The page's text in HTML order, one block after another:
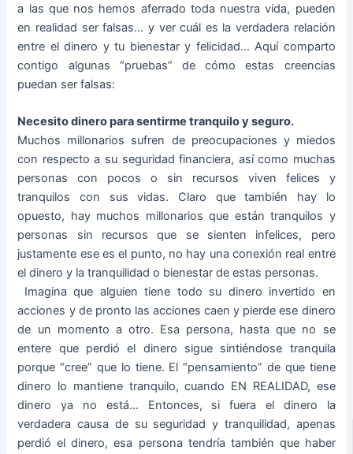
a las que nos hemos aferrado toda nuestra vida, pueden
en realidad ser falsas… y ver cuál es la verdadera relación
entre el dinero y tu bienestar y felicidad… Aquí comparto
contigo algunas “pruebas” de cómo estas creencias
puedan ser falsas:
Necesito dinero para sentirme tranquilo y seguro.
­Muchos millonarios sufren de preocupaciones y miedos
con respecto a su seguridad financiera, así como muchas
personas con pocos o sin recursos viven felices y
tranquilos con sus vidas. Claro que también hay lo
opuesto, hay muchos millonarios que están tranquilos y
personas sin recursos que se sienten infelices, pero
justamente ese es el punto, no hay una conexión real entre
el dinero y la tranquilidad o bienestar de estas personas.
­ Imagina que alguien tiene todo su dinero invertido en
acciones y de pronto las acciones caen y pierde ese dinero
de un momento a otro. Esa persona, hasta que no se
entere que perdió el dinero sigue sintiéndose tranquila
porque “cree” que lo tiene. El “pensamiento” de que tiene
dinero lo mantiene tranquilo, cuando EN REALIDAD, ese
dinero ya no está… Entonces, si fuera el dinero la
verdadera causa de su seguridad y tranquilidad, apenas
perdió el dinero, esa persona tendría también que haber